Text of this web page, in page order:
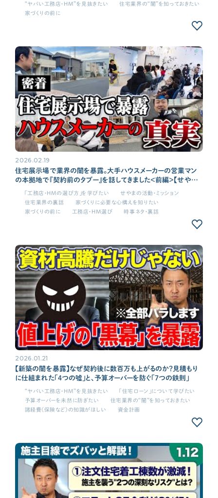
“ヤバい工務店・HM”を見抜きたい
住宅業界の“闇”を知っておきたい
家づくりの前に
2026.02.19
住宅展示場で業界の闇を暴露。大手ハウスメーカーの営業マン
の本拠地で『契約前のタブー』を話してきました＜前編＞【せやま
印工務店PJ活動報告#4】
「工務店・HMの選び方」を学びたい
せやまの活動・ミッション
住宅業界の裏話
家づくりに必要な心構えを知りたい
家づくりの前に
工務店・HM選び 時事ネタ・裏話
2026.01.21
【新築の闇を暴露】なぜ契約後に数百万も上がるのか？見積もり
に仕組まれた「4つの嘘」と、予算オーバーを防ぐ「7つの鉄則」
“ヤバい工務店・HM”を見抜きたい
「住宅ローン」について学びたい
予算オーバーを未然に防ぎたい
住宅業界の“闇”を知っておきたい
諸経費（保険など）の知識がほしい
資金計画